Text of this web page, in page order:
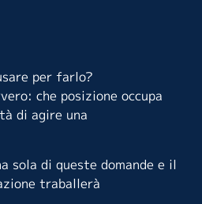
per farlo?
che posizione occupa
di agire una
sola di queste domande e il
traballerà